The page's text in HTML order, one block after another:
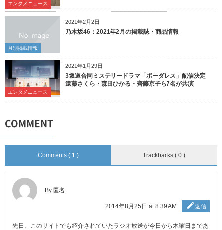
エンタメニュース
2021年2月2日
月別掲載情報
乃木坂46：2021年2月の掲載誌・商品情報
2021年1月29日
エンタメニュース
3坂道合同ミステリードラマ「ボーダレス」配信決定
遠藤さくら・森田ひかる・齊藤京子ら7名が共演
COMMENT
Comments ( 1 ) Trackbacks ( 0 )
By 匿名
2014年8月25日 at 8:39 AM 返信
先日、このサイトでも紹介されていたラジオ放送が今日から木曜日まであ